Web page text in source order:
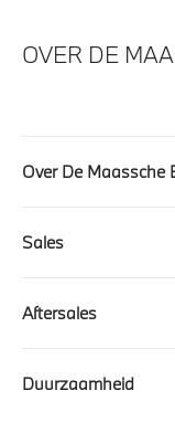
OVER DE
Over De Maassche
Sales
Aftersales
Duurzaamheid